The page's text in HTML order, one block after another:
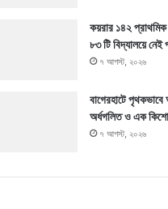
কয়রার ১৪২ প্রাথমিক
৮৩ টি বিদ্যালয়ে নেই
৭ আগস্ট, ২০২৬
বাগেরহাটে পৃথকভাবে
অর্ধগলিত ও এক
৭ আগস্ট, ২০২৬